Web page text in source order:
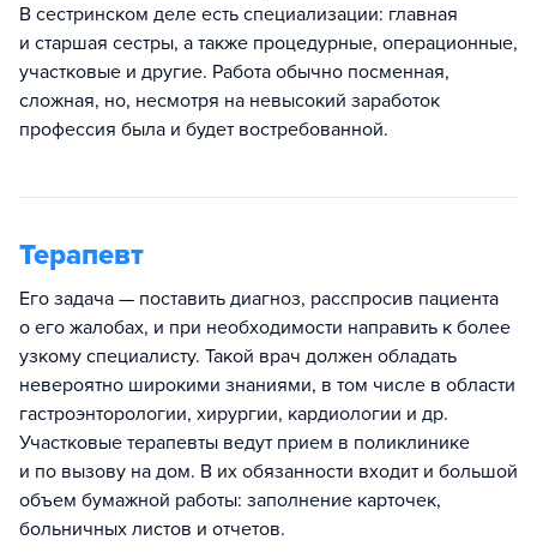
В сестринском деле есть специализации: главная
и старшая сестры, а также процедурные, операционные,
участковые и другие. Работа обычно посменная,
сложная, но, несмотря на невысокий заработок
профессия была и будет востребованной.
Терапевт
Его задача — поставить диагноз, расспросив пациента
о его жалобах, и при необходимости направить к более
узкому специалисту. Такой врач должен обладать
невероятно широкими знаниями, в том числе в области
гастроэнторологии, хирургии, кардиологии и др.
Участковые терапевты ведут прием в поликлинике
и по вызову на дом. В их обязанности входит и большой
объем бумажной работы: заполнение карточек,
больничных листов и отчетов.